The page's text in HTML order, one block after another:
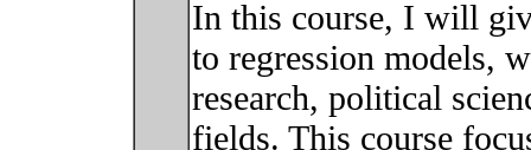
In this course, I will
to regression models,
research, political
fields. This course